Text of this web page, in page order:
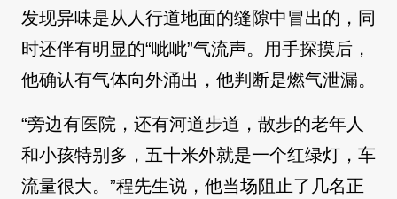
发现异味是从人行道地面的缝隙中冒出的，同
时还伴有明显的“呲呲”气流声。用手探摸后，
他确认有气体向外涌出，他判断是燃气泄漏。
“旁边有医院，还有河道步道，散步的老年人
和小孩特别多，五十米外就是一个红绿灯，车
流量很大。”程先生说，他当场阻止了几名正